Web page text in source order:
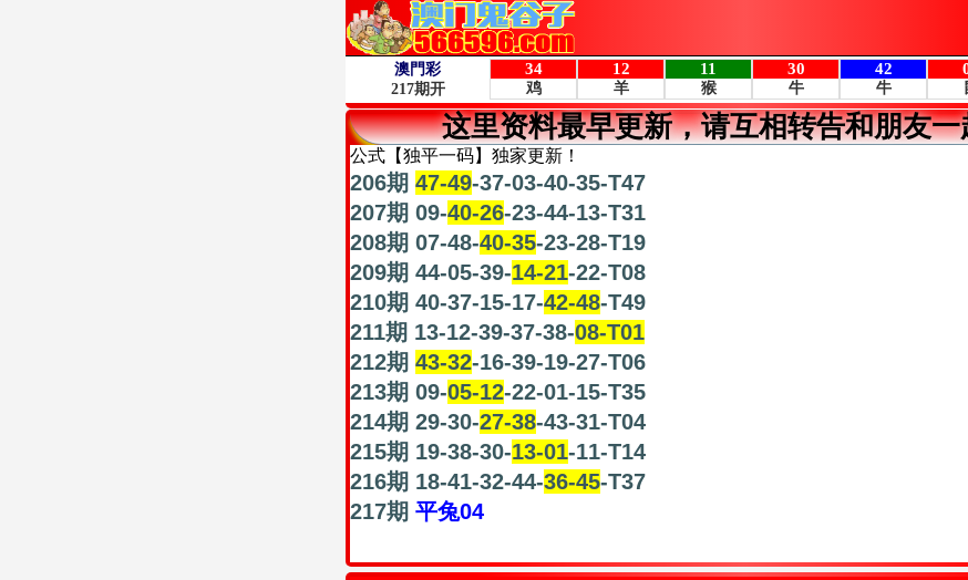
这里资料最早更新，请互相转告和朋友一
公式【独平一码】独家更新！
206期 47-49-37-03-40-35-T47
207期 09-40-26-23-44-13-T31
208期 07-48-40-35-23-28-T19
209期 44-05-39-14-21-22-T08
210期 40-37-15-17-42-48-T49
211期 13-12-39-37-38-08-T01
212期 43-32-16-39-19-27-T06
213期 09-05-12-22-01-15-T35
214期 29-30-27-38-43-31-T04
215期 19-38-30-13-01-11-T14
216期 18-41-32-44-36-45-T37
217期 平兔04